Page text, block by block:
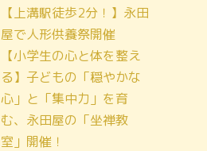
【上溝駅徒歩2分！】永田
屋で人形供養祭開催
【小学生の心と体を整え
る】子どもの「穏やかな
心」と「集中力」を育
む、永田屋の「坐禅教
室」開催！